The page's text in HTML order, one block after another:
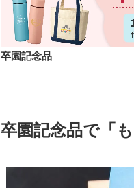
卒園記念品
卒園記念品で「